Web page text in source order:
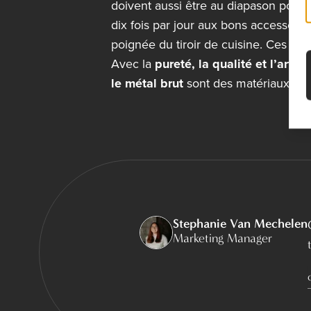
doivent aussi être au diapason
dix fois par jour aux bons
poignée du tiroir de cuisine. Ces
Avec la pureté, la qualité et
le métal brutsont des matériaux
Stephanie Van Mechelen
Marketing Manager